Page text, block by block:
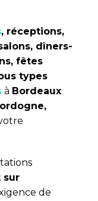
, réceptions,
dîners-
fêtes
types
à Bordeaux
sur
de